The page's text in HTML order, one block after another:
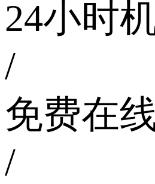
24小时
/
免费在
/